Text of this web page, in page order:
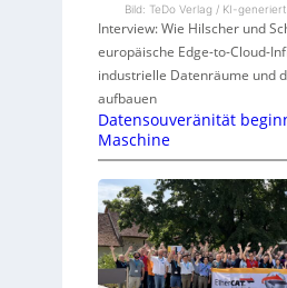
Bild: TeDo Verlag / KI-generiert
Interview: Wie Hilscher und
europäische Edge-to-Cloud-
industrielle Datenräume und
aufbauen
Datensouveränität
Maschine